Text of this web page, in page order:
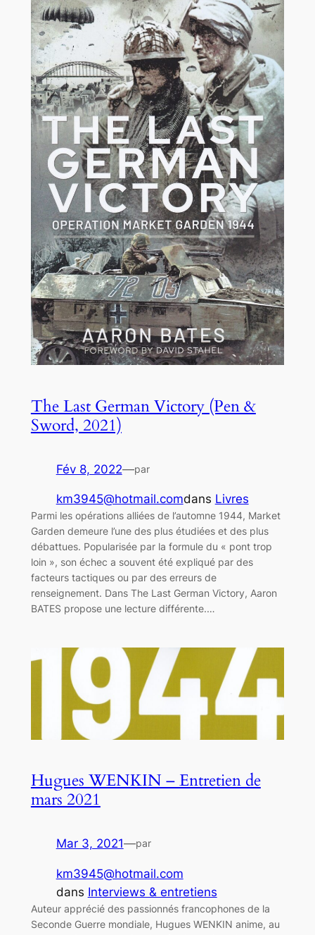
The Last German Victory (Pen &
Sword, 2021)
Fév 8, 2022—par
km3945@hotmail.comdans Livres
Parmi les opérations alliées de l’automne 1944, Market
Garden demeure l’une des plus étudiées et des plus
débattues. Popularisée par la formule du « pont trop
loin », son échec a souvent été expliqué par des
facteurs tactiques ou par des erreurs de
renseignement. Dans The Last German Victory, Aaron
BATES propose une lecture différente.…
Hugues WENKIN – Entretien de
mars 2021
Mar 3, 2021—par
km3945@hotmail.com
dans Interviews & entretiens
Auteur apprécié des passionnés francophones de la
Seconde Guerre mondiale, Hugues WENKIN anime, au